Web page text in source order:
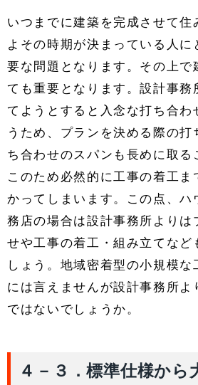
いつまでに建築を完成させて住
よその時期が決まっている人に
要な問題となります。その上で
ても重要となります。設計事務
てようとすると入念な打ち合わ
うため、プランを決める際の打
ち合わせのスパンも長めに取る
このため必然的に工事の着工ま
かってしまいます。この点、ハ
務店の場合は設計事務所よりは
せや工事の着工・組み立てなど
しょう。地域密着型の小規模な
には言えませんが設計事務所よ
ではないでしょうか。
４－３．標準仕様から